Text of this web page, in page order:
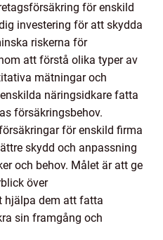
för enskild
investering för att skydda
riskerna för
att förstå olika typer av
mätningar och
näringsidkare fatta
försäkringsbehov.
för enskild firma
skydd och anpassning
och behov. Målet är att ge
över
hjälpa dem att fatta
sin framgång och